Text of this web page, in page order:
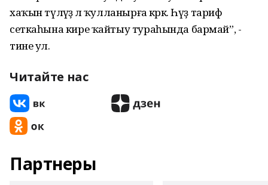
хаҡын түләүҙә лә ҡулланырға кәрәк. Һүҙ тариф
сеткаһына кире ҡайтыу тураһында бармай”, -
тине ул.
Читайте нас
Партнеры